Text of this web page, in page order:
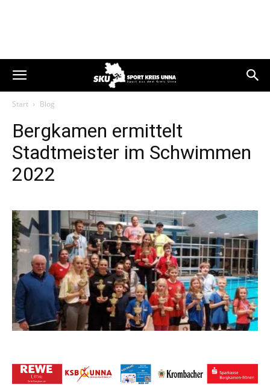
Start Blog
Bergkamen ermittelt
Stadtmeister im Schwimmen
2022